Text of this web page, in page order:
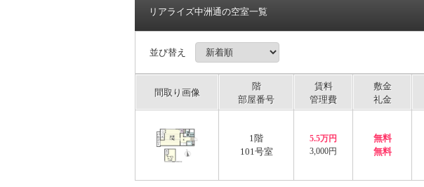
リアライズ中洲通の空室一覧
並び替え
間取り画像
階
部屋番号
賃料
管理費
敷金
礼金
1階
101号室
5.5万円
3,000円
無料
無料